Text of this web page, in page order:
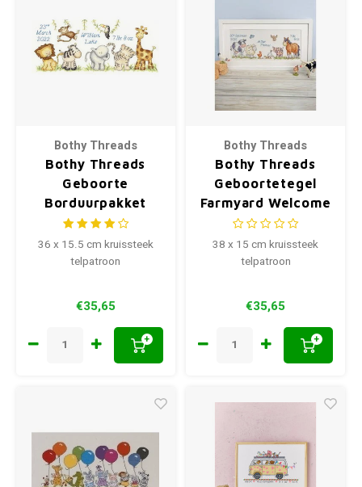
Bothy Threads
Bothy Threads
Geboorte
Borduurpakket
Jungle Welcome
XKG5
36 x 15.5 cm kruissteek
telpatroon
€35,65
+
Bothy Threads
Bothy Threads
Geboortetegel
Farmyard Welcome
38 x 15 cm kruissteek
telpatroon
€35,65
+